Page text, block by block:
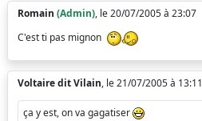
Romain (Admin), le 20/07/2005 à 23:07
C'est ti pas mignon
Voltaire dit Vilain, le 21/07/2005 à 13:11
ça y est, on va gagatiser